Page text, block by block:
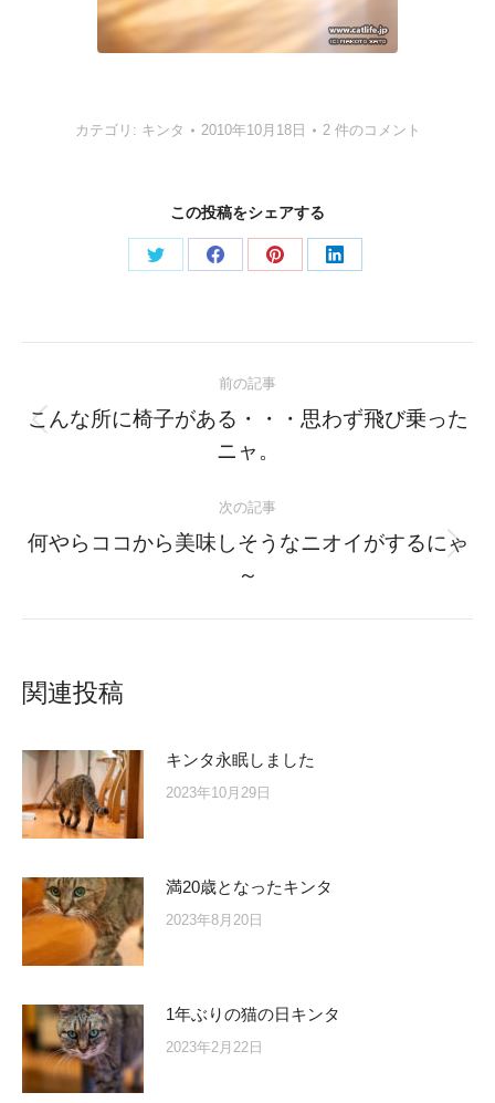
カテゴリ: キンタ 2010年10月18日 2 件のコメント
この投稿をシェアする
Share
Share
Share
Share
navigation
前の記事
Previous
post:
こんな所に椅子がある・・・思わず飛び乗った
ニャ。
次の記事
Next
何やらココから美味しそうなニオイがするにゃ
～
関連投稿
キンタ永眠しました
2023年10月29日
満20歳となったキンタ
2023年8月20日
1年ぶりの猫の日キンタ
2023年2月22日